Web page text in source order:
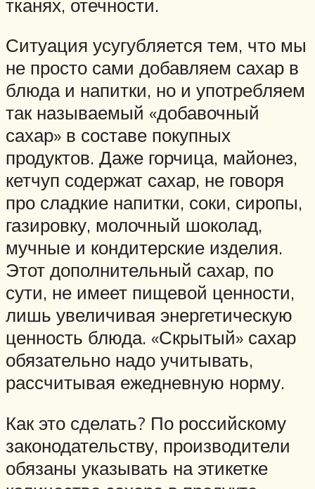
тканях, отечности.
Ситуация усугубляется тем, что мы
не просто сами добавляем сахар в
блюда и напитки, но и употребляем
так называемый «добавочный
сахар» в составе покупных
продуктов. Даже горчица, майонез,
кетчуп содержат сахар, не говоря
про сладкие напитки, соки, сиропы,
газировку, молочный шоколад,
мучные и кондитерские изделия.
Этот дополнительный сахар, по
сути, не имеет пищевой ценности,
лишь увеличивая энергетическую
ценность блюда. «Скрытый» сахар
обязательно надо учитывать,
рассчитывая ежедневную норму.
Как это сделать? По российскому
законодательству, производители
обязаны указывать на этикетке